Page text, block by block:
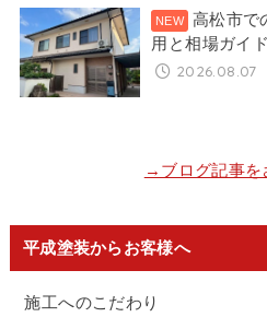
高松市で
用と相場ガイド
2026.08.07
→ブログ記事を
平成塗装からお客様へ
施工へのこだわり